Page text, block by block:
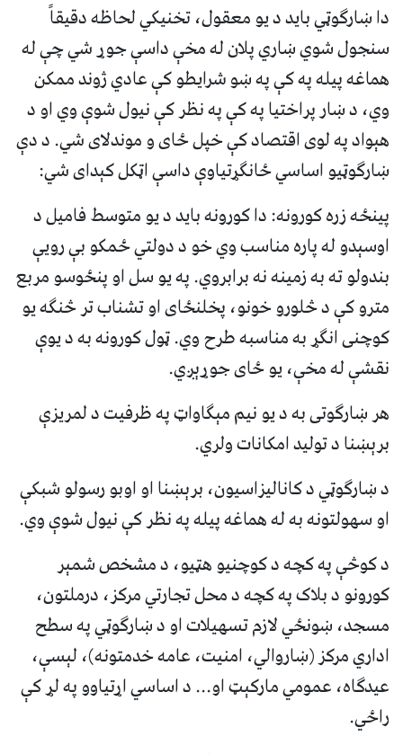
دا ښارګوټي باید د یو معقول، تخنیکي لحاظه دقیقاً
سنجول شوي ښاري پلان له مخې داسې جوړ شي چې له
هماغه پیله په کې په ښو شرایطو کې عادي ژوند ممکن
وي، د ښار پراختیا په کې په نظر کې نیول شوې وي او د
هېواد په لوی اقتصاد کې خپل ځای و موندلای شي. د دې
ښارګوټیو اساسي ځانګړتیاوې داسې اټکل کېدای شي:
پینځه زره کورونه: دا کورونه باید د یو متوسط فامیل د
اوسېدو له پاره مناسب وي خو د دولتي ځمکو بې رویې
بندولو ته به زمینه نه برابروي. په یو سل او پنځوسو مربع
مترو کې د څلورو خونو، پخلنځای او تشناب تر څنګه یو
کوچنی انګړ به مناسبه طرح وي. ټول کورونه به د یوې
نقشې له مخې، یو ځای جوړېږي.
هر ښارګوتی به د یو نیم مېګاواټ په ظرفیت د لمریزې
برېښنا د تولید امکانات ولري.
د ښارګوټي د کانالیزاسیون، برېښنا او اوبو رسولو شبکې
او سهولتونه به له هماغه پیله په نظر کې نیول شوې وي.
د کوڅې په کچه د کوچنیو هټیو، د مشخص شمېر
کورونو د بلاک په کچه د محل تجارتي مرکز، درملتون،
مسجد، ښونځي لازم تسهیلات او د ښارګوټي په سطح
اداري مرکز (ښاروالي، امنیت، عامه خدمتونه)، لېسې،
عیدګاه، عمومي مارکېټ او... د اساسي اړتیاوو په لړ کې
راځي.